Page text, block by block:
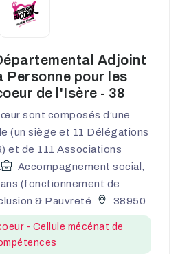
Adjoint
Personne pour les
de l'Isère - 38
sont composés d’une
(un siège et 11 Délégations
et de 111 Associations
Accompagnement social,
(fonctionnement de
& Pauvreté 38950
- Cellule mécénat de